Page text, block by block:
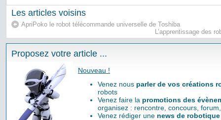
Les articles voisins
ApriPoko le robot télécommande universelle de Toshiba
L’apprentissage des
Proposez votre article ...
Nouveau !
Venez nous parler de vos créations
robots
Venez faire la promotions des
organisez : rencontre, concours,
Venez rédiger une news de robotique